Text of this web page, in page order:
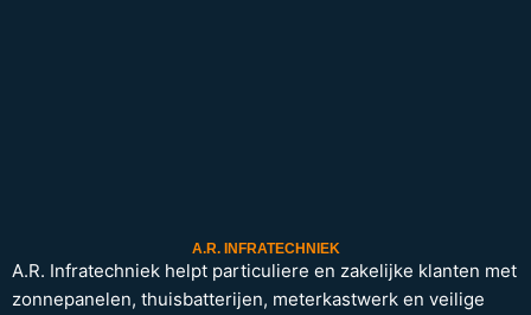
A.R. INFRATECHNIEK
A.R. Infratechniek helpt particuliere en zakelijke klanten met
zonnepanelen, thuisbatterijen, meterkastwerk en veilige